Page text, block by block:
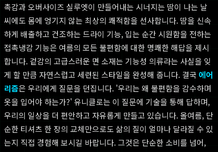
촉감과 오버사이즈 실루엣이 만들어내는 시너지는 땀이 나는 날
씨에도 몸에 엉기지 않는 최상의 쾌적함을 선사합니다. 땀을 신속
하게 배출하고 건조하는 드라이 기능, 입는 순간 시원함을 전하는
접촉냉감 기능은 여름의 모든 불편함에 대한 명쾌한 해답을 제시
합니다. 겉감의 고급스러운 면 소재는 기능성 의류라는 사실을 잊
게 할 만큼 자연스럽고 세련된 스타일을 완성해 줍니다. 결국 에어
리즘은 우리에게 질문을 던집니다. '우리는 왜 불편함을 감수하며
옷을 입어야 하는가?' 유니클로는 이 질문에 기술을 통해 답하며,
우리의 일상을 더 편안하고 자유롭게 만들고 있습니다. 올여름, 단
순한 티셔츠 한 장의 교체만으로도 삶의 질이 얼마나 달라질 수 있
는지 직접 경험해 보시길 바랍니다. 그것은 단순한 소비를 넘어,